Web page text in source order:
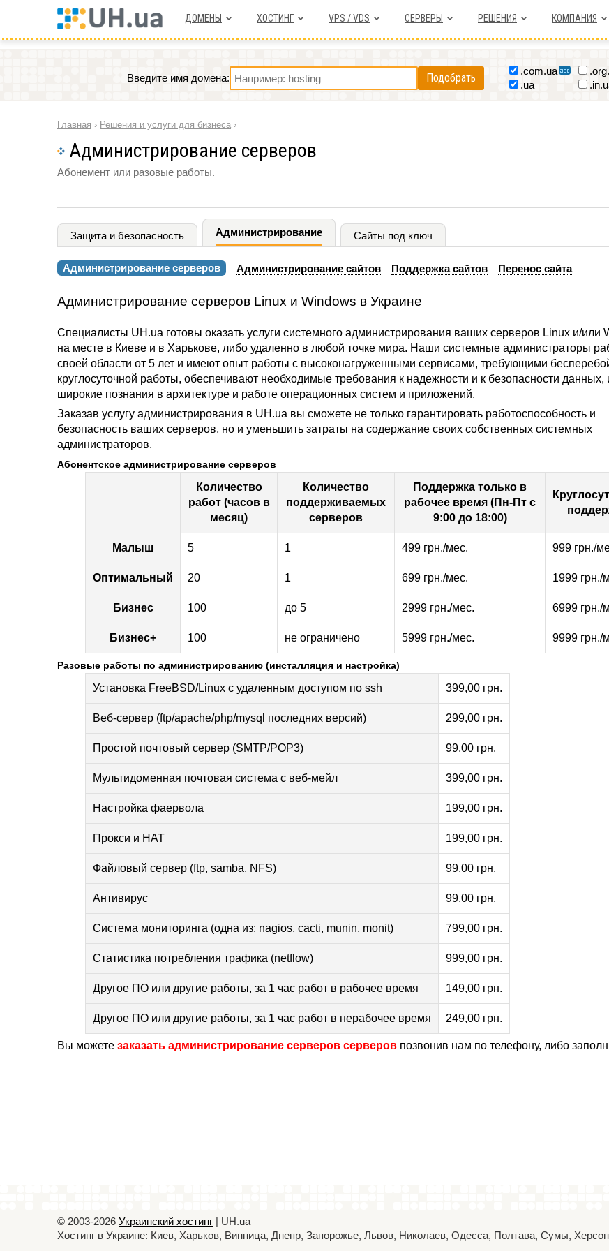
ДОМЕНЫ ХОСТИНГ VPS / VDS СЕРВЕРЫ РЕШЕНИЯ КОМПАНИЯ
Введите имя домена: Подобрать
.com.ua
.ua
Главная › Решения и услуги для бизнеса ›
Администрирование серверов
Абонемент или разовые работы.
Защита и безопасность Администрирование Сайты под ключ
Администрирование серверов Администрирование сайтов Поддержка сайтов Перенос сайта
Администрирование серверов Linux и Windows в Украине
Специалисты UH.ua готовы оказать услуги системного администрирования ваших серверов Linux и/или
на месте в Киеве и в Харькове, либо удаленно в любой точке мира. Наши системные администраторы
своей области от 5 лет и имеют опыт работы c высоконагруженными сервисами, требующими
круглосуточной работы, обеспечивают необходимые требования к надежности и к безопасности
широкие познания в архитектуре и работе операционных систем и приложений.
Заказав услугу администрирования в UH.ua вы сможете не только гарантировать работоспособность и
безопасность ваших серверов, но и уменьшить затраты на содержание своих собственных системных
администраторов.
Абонентское администрирование серверов
Количество
работ (часов в
месяц)
Количество
поддерживаемых
серверов
Поддержка только в
рабочее время (Пн-Пт с
9:00 до 18:00)
Малыш 5 1 499 грн./мес. 999 грн./
Оптимальный 20 1 699 грн./мес. 1999 грн./
Бизнес 100 до 5 2999 грн./мес. 6999 грн./
Бизнес+ 100 не ограничено 5999 грн./мес. 9999 грн./
Разовые работы по администрированию (инсталляция и настройка)
Установка FreeBSD/Linux с удаленным доступом по ssh 399,00 грн.
Веб-сервер (ftp/apache/php/mysql последних версий) 299,00 грн.
Простой почтовый сервер (SMTP/POP3) 99,00 грн.
Мультидоменная почтовая система с веб-мейл 399,00 грн.
Настройка фаервола 199,00 грн.
Прокси и НАТ 199,00 грн.
Файловый сервер (ftp, samba, NFS) 99,00 грн.
Антивирус 99,00 грн.
Система мониторинга (одна из: nagios, cacti, munin, monit) 799,00 грн.
Статистика потребления трафика (netflow) 999,00 грн.
Другое ПО или другие работы, за 1 час работ в рабочее время 149,00 грн.
Другое ПО или другие работы, за 1 час работ в нерабочее время 249,00 грн.
Вы можете заказать администрирование серверов серверов позвонив нам по телефону, либо
© 2003-2026 Украинский хостинг | UH.ua
Хостинг в Украине: Киев, Харьков, Винница, Днепр, Запорожье, Львов, Николаев, Одесса, Полтава, Сумы,